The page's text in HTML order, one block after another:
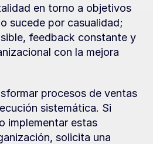
en torno a objetivos
sucede por casualidad;
feedback constante y
con la mejora
procesos de ventas
sistemática. Si
implementar estas
solicita una